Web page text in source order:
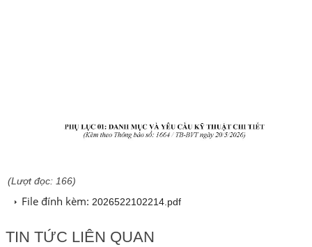
(Lượt đọc: 166)
File đính kèm: 2026522102214.pdf
TIN TỨC LIÊN QUAN